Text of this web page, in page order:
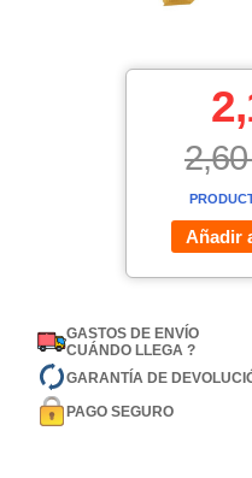
Añadir
GASTOS DE ENVÍO
CUÁNDO LLEGA ?
GARANTÍA DE
PAGO SEGURO